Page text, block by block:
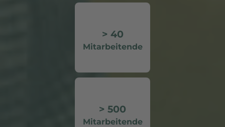
> 40
Mitarbeitende
> 500
Mitarbeitende